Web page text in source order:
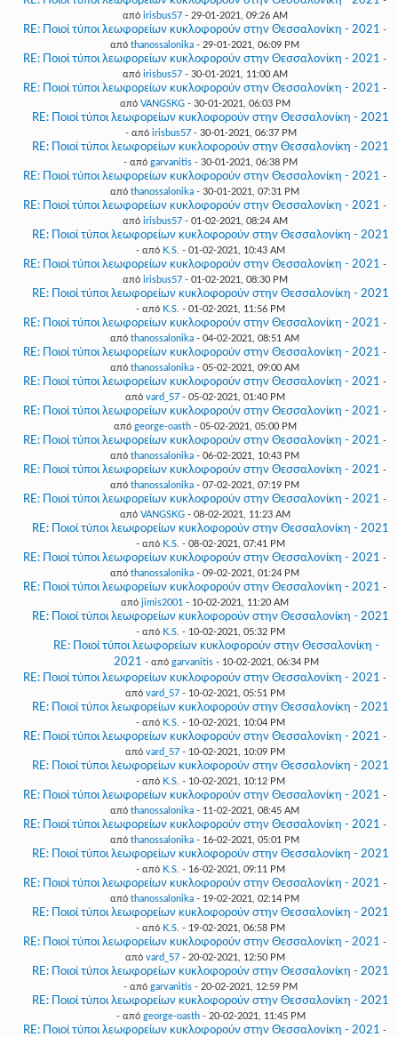
από irisbus57- 29-01-2021, 09:26 AM
RE: Ποιοί τύποι λεωφορείων κυκλοφορούν στην Θεσσαλονίκη - 2021 -
από thanossalonika - 29-01-2021, 06:09 PM
RE: Ποιοί τύποι λεωφορείων κυκλοφορούν στην Θεσσαλονίκη - 2021 -
από irisbus57- 30-01-2021, 11:00 AM
RE: Ποιοί τύποι λεωφορείων κυκλοφορούν στην Θεσσαλονίκη - 2021 -
από VANGSKG- 30-01-2021, 06:03 PM
RE: Ποιοί τύποι λεωφορείων κυκλοφορούν στην Θεσσαλονίκη - 2021
- από irisbus57- 30-01-2021, 06:37 PM
RE: Ποιοί τύποι λεωφορείων κυκλοφορούν στην Θεσσαλονίκη - 2021
- από garvanitis - 30-01-2021, 06:38 PM
RE: Ποιοί τύποι λεωφορείων κυκλοφορούν στην Θεσσαλονίκη - 2021 -
από thanossalonika - 30-01-2021, 07:31 PM
RE: Ποιοί τύποι λεωφορείων κυκλοφορούν στην Θεσσαλονίκη - 2021 -
από irisbus57- 01-02-2021, 08:24 AM
RE: Ποιοί τύποι λεωφορείων κυκλοφορούν στην Θεσσαλονίκη - 2021
- από K.S. - 01-02-2021, 10:43 AM
RE: Ποιοί τύποι λεωφορείων κυκλοφορούν στην Θεσσαλονίκη - 2021 -
από irisbus57- 01-02-2021, 08:30 PM
RE: Ποιοί τύποι λεωφορείων κυκλοφορούν στην Θεσσαλονίκη - 2021
- από K.S. - 01-02-2021, 11:56 PM
RE: Ποιοί τύποι λεωφορείων κυκλοφορούν στην Θεσσαλονίκη - 2021 -
από thanossalonika - 04-02-2021, 08:51 AM
RE: Ποιοί τύποι λεωφορείων κυκλοφορούν στην Θεσσαλονίκη - 2021 -
από thanossalonika - 05-02-2021, 09:00 AM
RE: Ποιοί τύποι λεωφορείων κυκλοφορούν στην Θεσσαλονίκη - 2021 -
από vard_57- 05-02-2021, 01:40 PM
RE: Ποιοί τύποι λεωφορείων κυκλοφορούν στην Θεσσαλονίκη - 2021 -
από george-oasth- 05-02-2021, 05:00 PM
RE: Ποιοί τύποι λεωφορείων κυκλοφορούν στην Θεσσαλονίκη - 2021 -
από thanossalonika - 06-02-2021, 10:43 PM
RE: Ποιοί τύποι λεωφορείων κυκλοφορούν στην Θεσσαλονίκη - 2021 -
από thanossalonika - 07-02-2021, 07:19 PM
RE: Ποιοί τύποι λεωφορείων κυκλοφορούν στην Θεσσαλονίκη - 2021 -
από VANGSKG- 08-02-2021, 11:23 AM
RE: Ποιοί τύποι λεωφορείων κυκλοφορούν στην Θεσσαλονίκη - 2021
- από K.S. - 08-02-2021, 07:41 PM
RE: Ποιοί τύποι λεωφορείων κυκλοφορούν στην Θεσσαλονίκη - 2021 -
από thanossalonika - 09-02-2021, 01:24 PM
RE: Ποιοί τύποι λεωφορείων κυκλοφορούν στην Θεσσαλονίκη - 2021 -
από jimis2001 - 10-02-2021, 11:20 AM
RE: Ποιοί τύποι λεωφορείων κυκλοφορούν στην Θεσσαλονίκη - 2021
- από K.S. - 10-02-2021, 05:32 PM
RE: Ποιοί τύποι λεωφορείων κυκλοφορούν στην Θεσσαλονίκη -
2021 - από garvanitis - 10-02-2021, 06:34 PM
RE: Ποιοί τύποι λεωφορείων κυκλοφορούν στην Θεσσαλονίκη - 2021 -
από vard_57- 10-02-2021, 05:51 PM
RE: Ποιοί τύποι λεωφορείων κυκλοφορούν στην Θεσσαλονίκη - 2021
- από K.S. - 10-02-2021, 10:04 PM
RE: Ποιοί τύποι λεωφορείων κυκλοφορούν στην Θεσσαλονίκη - 2021 -
από vard_57- 10-02-2021, 10:09 PM
RE: Ποιοί τύποι λεωφορείων κυκλοφορούν στην Θεσσαλονίκη - 2021
- από K.S. - 10-02-2021, 10:12 PM
RE: Ποιοί τύποι λεωφορείων κυκλοφορούν στην Θεσσαλονίκη - 2021 -
από thanossalonika - 11-02-2021, 08:45 AM
RE: Ποιοί τύποι λεωφορείων κυκλοφορούν στην Θεσσαλονίκη - 2021 -
από thanossalonika - 16-02-2021, 05:01 PM
RE: Ποιοί τύποι λεωφορείων κυκλοφορούν στην Θεσσαλονίκη - 2021
- από K.S. - 16-02-2021, 09:11 PM
RE: Ποιοί τύποι λεωφορείων κυκλοφορούν στην Θεσσαλονίκη - 2021 -
από thanossalonika - 19-02-2021, 02:14 PM
RE: Ποιοί τύποι λεωφορείων κυκλοφορούν στην Θεσσαλονίκη - 2021
- από K.S. - 19-02-2021, 06:58 PM
RE: Ποιοί τύποι λεωφορείων κυκλοφορούν στην Θεσσαλονίκη - 2021 -
από vard_57- 20-02-2021, 12:50 PM
RE: Ποιοί τύποι λεωφορείων κυκλοφορούν στην Θεσσαλονίκη - 2021
- από garvanitis - 20-02-2021, 12:59 PM
RE: Ποιοί τύποι λεωφορείων κυκλοφορούν στην Θεσσαλονίκη - 2021
- από george-oasth- 20-02-2021, 11:45 PM
RE: Ποιοί τύποι λεωφορείων κυκλοφορούν στην Θεσσαλονίκη - 2021 -